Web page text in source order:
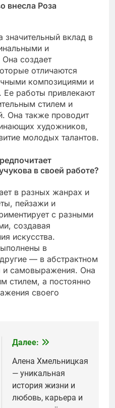
внесла Роза
значительный вклад в
и
создает
отличаются
композициями и
работы привлекают
стилем и
Она также проводит
художников,
молодых талантов.
в своей работе?
в разных жанрах и
пейзажи и
с разными
создавая
искусства.
в
— в абстрактном
самовыражения. Она
стилем, а постоянно
своего
Далее:
Алена Хмельницкая
— уникальная
история жизни и
любовь, карьера и